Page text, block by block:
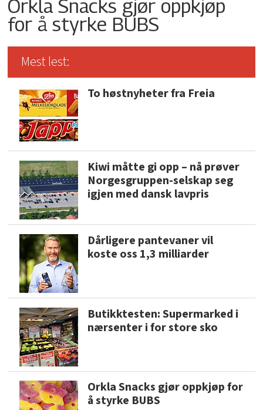
Orkla Snacks gjør oppkjøp
for å styrke BUBS
Mest lest:
To høstnyheter fra Freia
Kiwi måtte gi opp – nå prøver
Norgesgruppen-selskap seg
igjen med dansk lavpris
Dårligere pantevaner vil
koste oss 1,3 milliarder
Butikktesten: Supermarked i
nærsenter i for store sko
Orkla Snacks gjør oppkjøp for
å styrke BUBS